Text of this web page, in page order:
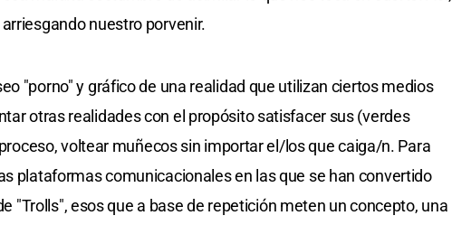
nuestro porvenir.
"porno" y gráfico de una realidad que utilizan ciertos medios
otras realidades con el propósito satisfacer sus (verdes
voltear muñecos sin importar el/los que caiga/n. Para
plataformas comunicacionales en las que se han convertido
"Trolls", esos que a base de repetición meten un concepto, una